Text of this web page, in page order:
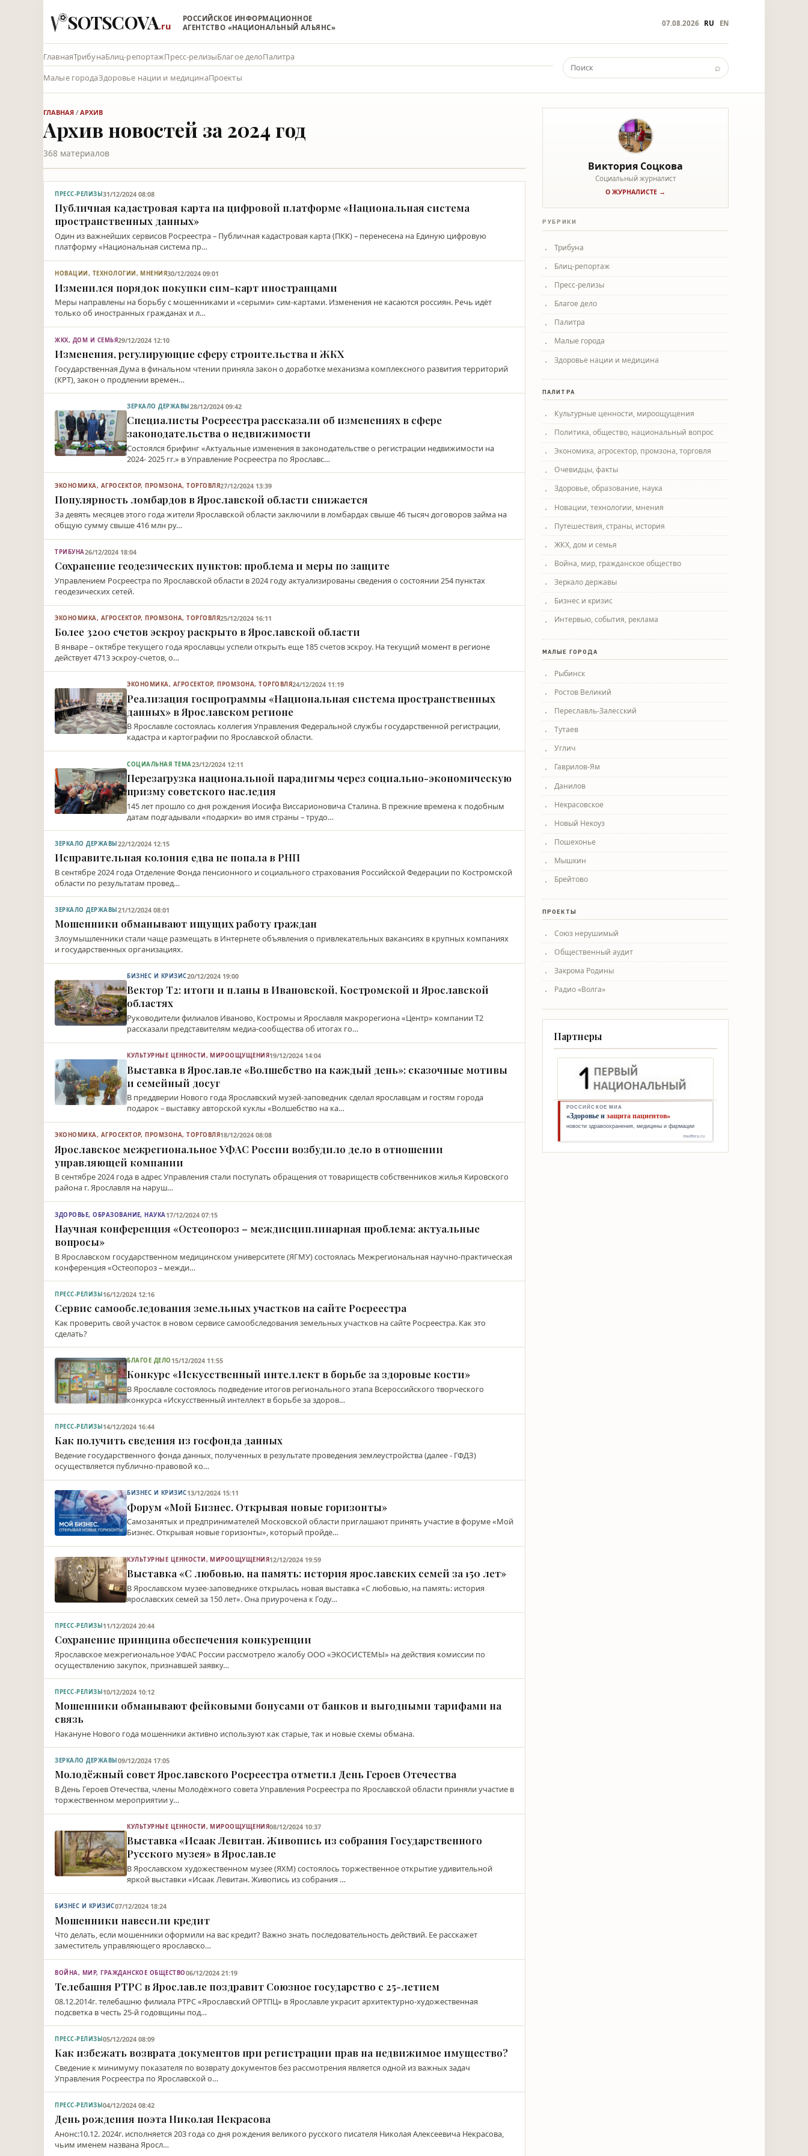
SOTSCOVA.ru
РОССИЙСКОЕ ИНФОРМАЦИОННОЕ
АГЕНТСТВО «НАЦИОНАЛЬНЫЙ АЛЬЯНС»
07.08.2026 RU EN
ГлавнаяТрибунаБлиц-репортажПресс-релизыБлагое делоПалитра
Малые городаЗдоровье нации и медицинаПроекты
⌕
ГЛАВНАЯ /АРХИВ
Архив новостей за 2024 год
368 материалов
ПРЕСС-РЕЛИЗЫ31/12/2024 08:08
Публичная кадастровая карта на цифровой платформе «Национальная система
пространственных данных»
Один из важнейших сервисов Росреестра – Публичная кадастровая карта (ПКК) – перенесена на Единую цифровую
платформу «Национальная система пр…
НОВАЦИИ, ТЕХНОЛОГИИ, МНЕНИЯ30/12/2024 09:01
Изменился порядок покупки сим-карт иностранцами
Меры направлены на борьбу с мошенниками и «серыми» сим-картами. Изменения не касаются россиян. Речь идёт
только об иностранных гражданах и л…
ЖКХ, ДОМ И СЕМЬЯ29/12/2024 12:10
Изменения, регулирующие сферу строительства и ЖКХ
Государственная Дума в финальном чтении приняла закон о доработке механизма комплексного развития территорий
(КРТ), закон о продлении времен…
ЗЕРКАЛО ДЕРЖАВЫ28/12/2024 09:42
Специалисты Росреестра рассказали об изменениях в сфере
законодательства о недвижимости
Состоялся брифинг «Актуальные изменения в законодательстве о регистрации недвижимости на
2024- 2025 гг.» в Управление Росреестра по Ярославс…
ЭКОНОМИКА, АГРОСЕКТОР, ПРОМЗОНА, ТОРГОВЛЯ27/12/2024 13:39
Популярность ломбардов в Ярославской области снижается
За девять месяцев этого года жители Ярославской области заключили в ломбардах свыше 46 тысяч договоров займа на
общую сумму свыше 416 млн ру…
ТРИБУНА26/12/2024 18:04
Сохранение геодезических пунктов: проблема и меры по защите
Управлением Росреестра по Ярославской области в 2024 году актуализированы сведения о состоянии 254 пунктах
геодезических сетей.
ЭКОНОМИКА, АГРОСЕКТОР, ПРОМЗОНА, ТОРГОВЛЯ25/12/2024 16:11
Более 3200 счетов эскроу раскрыто в Ярославской области
В январе – октябре текущего года ярославцы успели открыть еще 185 счетов эскроу. На текущий момент в регионе
действует 4713 эскроу-счетов, о…
ЭКОНОМИКА, АГРОСЕКТОР, ПРОМЗОНА, ТОРГОВЛЯ24/12/2024 11:19
Реализация госпрограммы «Национальная система пространственных
данных» в Ярославском регионе
В Ярославле состоялась коллегия Управления Федеральной службы государственной регистрации,
кадастра и картографии по Ярославской области.
СОЦИАЛЬНАЯ ТЕМА23/12/2024 12:11
Перезагрузка национальной парадигмы через социально-экономическую
призму советского наследия
145 лет прошло со дня рождения Иосифа Виссарионовича Сталина. В прежние времена к подобным
датам подгадывали «подарки» во имя страны – трудо…
ЗЕРКАЛО ДЕРЖАВЫ22/12/2024 12:15
Исправительная колония едва не попала в РНП
В сентябре 2024 года Отделение Фонда пенсионного и социального страхования Российской Федерации по Костромской
области по результатам провед…
ЗЕРКАЛО ДЕРЖАВЫ21/12/2024 08:01
Мошенники обманывают ищущих работу граждан
Злоумышленники стали чаще размещать в Интернете объявления о привлекательных вакансиях в крупных компаниях
и государственных организациях.
БИЗНЕС И КРИЗИС20/12/2024 19:00
Вектор Т2: итоги и планы в Ивановской, Костромской и Ярославской
областях
Руководители филиалов Иваново, Костромы и Ярославля макрорегиона «Центр» компании Т2
рассказали представителям медиа-сообщества об итогах го…
КУЛЬТУРНЫЕ ЦЕННОСТИ, МИРООЩУЩЕНИЯ 19/12/2024 14:04
Выставка в Ярославле «Волшебство на каждый день»: сказочные мотивы
и семейный досуг
В преддверии Нового года Ярославский музей-заповедник сделал ярославцам и гостям города
подарок – выставку авторской куклы «Волшебство на ка…
ЭКОНОМИКА, АГРОСЕКТОР, ПРОМЗОНА, ТОРГОВЛЯ 18/12/2024 08:08
Ярославское межрегиональное УФАС России возбудило дело в отношении
управляющей компании
В сентябре 2024 года в адрес Управления стали поступать обращения от товариществ собственников жилья Кировского
района г. Ярославля на наруш…
ЗДОРОВЬЕ, ОБРАЗОВАНИЕ, НАУКА17/12/2024 07:15
Научная конференция «Остеопороз – междисциплинарная проблема: актуальные
вопросы»
В Ярославском государственном медицинском университете (ЯГМУ) состоялась Межрегиональная научно-практическая
конференция «Остеопороз – межди…
ПРЕСС-РЕЛИЗЫ16/12/2024 12:16
Сервис самообследования земельных участков на сайте Росреестра
Как проверить свой участок в новом сервисе самообследования земельных участков на сайте Росреестра. Как это
сделать?
БЛАГОЕ ДЕЛО 15/12/2024 11:55
Конкурс «Искусственный интеллект в борьбе за здоровые кости»
В Ярославле состоялось подведение итогов регионального этапа Всероссийского творческого
конкурса «Искусственный интеллект в борьбе за здоров…
ПРЕСС-РЕЛИЗЫ 14/12/2024 16:44
Как получить сведения из госфонда данных
Ведение государственного фонда данных, полученных в результате проведения землеустройства (далее - ГФДЗ)
осуществляется публично-правовой ко…
БИЗНЕС И КРИЗИС13/12/2024 15:11
Форум «Мой Бизнес. Открывая новые горизонты»
Самозанятых и предпринимателей Московской области приглашают принять участие в форуме «Мой
Бизнес. Открывая новые горизонты», который пройде…
КУЛЬТУРНЫЕ ЦЕННОСТИ, МИРООЩУЩЕНИЯ12/12/2024 19:59
Выставка «С любовью, на память: история ярославских семей за 150 лет»
В Ярославском музее-заповеднике открылась новая выставка «С любовью, на память: история
ярославских семей за 150 лет». Она приурочена к Году…
ПРЕСС-РЕЛИЗЫ11/12/2024 20:44
Сохранение принципа обеспечения конкуренции
Ярославское межрегиональное УФАС России рассмотрело жалобу ООО «ЭКОСИСТЕМЫ» на действия комиссии по
осуществлению закупок, признавшей заявку…
ПРЕСС-РЕЛИЗЫ10/12/2024 10:12
Мошенники обманывают фейковыми бонусами от банков и выгодными тарифами на
связь
Накануне Нового года мошенники активно используют как старые, так и новые схемы обмана.
ЗЕРКАЛО ДЕРЖАВЫ09/12/2024 17:05
Молодёжный совет Ярославского Росреестра отметил День Героев Отечества
В День Героев Отечества, члены Молодёжного совета Управления Росреестра по Ярославской области приняли участие в
торжественном мероприятии у…
КУЛЬТУРНЫЕ ЦЕННОСТИ, МИРООЩУЩЕНИЯ08/12/2024 10:37
Выставка «Исаак Левитан. Живопись из собрания Государственного
Русского музея» в Ярославле
В Ярославском художественном музее (ЯХМ) состоялось торжественное открытие удивительной
яркой выставки «Исаак Левитан. Живопись из собрания …
БИЗНЕС И КРИЗИС07/12/2024 18:24
Мошенники навесили кредит
Что делать, если мошенники оформили на вас кредит? Важно знать последовательность действий. Ее расскажет
заместитель управляющего ярославско…
ВОЙНА, МИР, ГРАЖДАНСКОЕ ОБЩЕСТВО06/12/2024 21:19
Телебашня РТРС в Ярославле поздравит Союзное государство с 25-летием
08.12.2014г. телебашню филиала РТРС «Ярославский ОРТПЦ» в Ярославле украсит архитектурно-художественная
подсветка в честь 25-й годовщины под…
ПРЕСС-РЕЛИЗЫ05/12/2024 08:09
Как избежать возврата документов при регистрации прав на недвижимое имущество?
Сведение к минимуму показателя по возврату документов без рассмотрения является одной из важных задач
Управления Росреестра по Ярославской о…
ПРЕСС-РЕЛИЗЫ04/12/2024 08:42
День рождения поэта Николая Некрасова
Анонс:10.12. 2024г. исполняется 203 года со дня рождения великого русского писателя Николая Алексеевича Некрасова,
чьим именем названа Яросл…
Виктория Соцкова
Социальный журналист
О ЖУРНАЛИСТЕ →
РУБРИКИ
Трибуна
Блиц-репортаж
Пресс-релизы
Благое дело
Палитра
Малые города
Здоровье нации и медицина
ПАЛИТРА
Культурные ценности, мироощущения
Политика, общество, национальный вопрос
Экономика, агросектор, промзона, торговля
Очевидцы, факты
Здоровье, образование, наука
Новации, технологии, мнения
Путешествия, страны, история
ЖКХ, дом и семья
Война, мир, гражданское общество
Зеркало державы
Бизнес и кризис
Интервью, события, реклама
МАЛЫЕ ГОРОДА
Рыбинск
Ростов Великий
Переславль-Залесский
Тутаев
Углич
Гаврилов-Ям
Данилов
Некрасовское
Новый Некоуз
Пошехонье
Мышкин
Брейтово
ПРОЕКТЫ
Союз нерушимый
Общественный аудит
Закрома Родины
Радио «Волга»
Партнеры